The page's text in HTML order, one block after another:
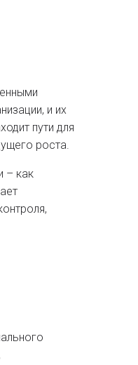
и их
пути для
роста.
– как